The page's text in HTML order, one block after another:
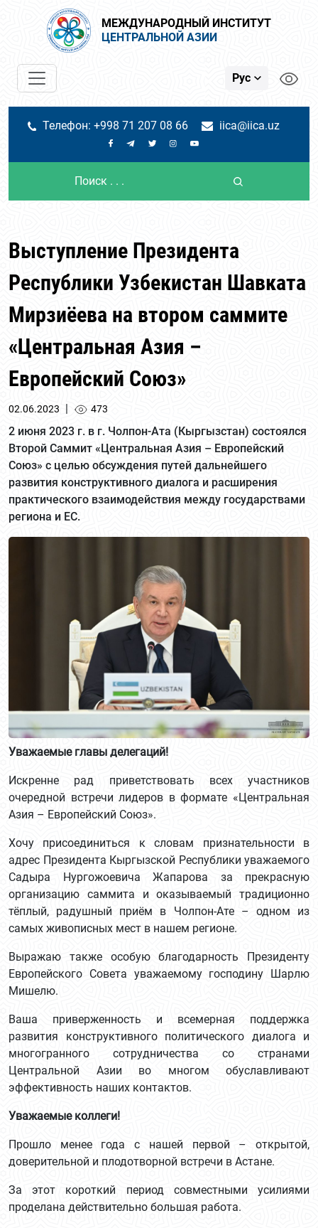
МЕЖДУНАРОДНЫЙ ИНСТИТУТ
ЦЕНТРАЛЬНОЙ АЗИИ
Рус
Телефон: +998 71 207 08 66 iica@iica.uz
Выступление Президента
Республики Узбекистан Шавката
Мирзиёева на втором саммите
«Центральная Азия –
Европейский Союз»
02.06.2023 | 473
2 июня 2023 г. в г. Чолпон-Ата (Кыргызстан) состоялся
Второй Саммит «Центральная Азия – Европейский
Союз» с целью обсуждения путей дальнейшего
развития конструктивного диалога и расширения
практического взаимодействия между государствами
региона и ЕС.
Уважаемые главы делегаций!
Искренне рад приветствовать всех участников
очередной встречи лидеров в формате «Центральная
Азия – Европейский Союз».
Хочу присоединиться к словам признательности в
адрес Президента Кыргызской Республики уважаемого
Садыра Нургожоевича Жапарова за прекрасную
организацию саммита и оказываемый традиционно
тёплый, радушный приём в Чолпон-Ате – одном из
самых живописных мест в нашем регионе.
Выражаю также особую благодарность Президенту
Европейского Совета уважаемому господину Шарлю
Мишелю.
Ваша приверженность и всемерная поддержка
развития конструктивного политического диалога и
многогранного сотрудничества со странами
Центральной Азии во многом обуславливают
эффективность наших контактов.
Уважаемые коллеги!
Прошло менее года с нашей первой – открытой,
доверительной и плодотворной встречи в Астане.
За этот короткий период совместными усилиями
проделана действительно большая работа.